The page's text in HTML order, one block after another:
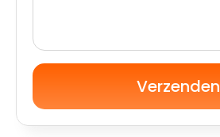
Verzenden